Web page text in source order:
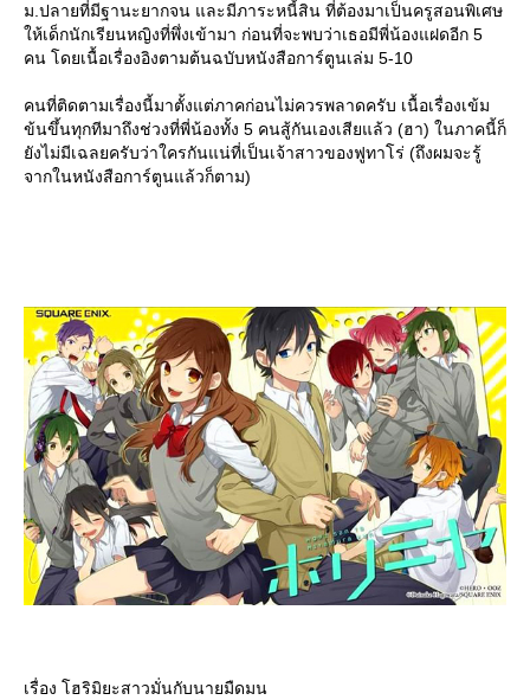
ม.ปลายที่มีฐานะยากจน และมีภาระหนี้สิน ที่ต้องมาเป็นครูสอนพิเศษ
ห้เด็กนักเรียนหญิงที่พึ่งเข้ามา ก่อนที่จะพบว่าเธอมีพี่น้องแฝดอีก 5
คน โดยเนื้อเรื่องอิงตามต้นฉบับหนังสือการ์ตูนเล่ม 5-10
คนที่ติดตามเรื่องนี้มาตั้งแต่ภาคก่อนไม่ควรพลาดครับ เนื้อเรื่องเข้ม
ข้นขึ้นทุกทีมาถึงช่วงที่พี่น้องทั้ง 5 คนสู้กันเองเสียแล้ว (ฮา) ในภาคนี้ก็
ังไม่มีเฉลยครับว่าใครกันแน่ที่เป็นเจ้าสาวของฟูทาโร่ (ถึงผมจะรู้
จากในหนังสือการ์ตูนแล้วก็ตาม)
เรื่อง โฮริมิยะสาวมั่นกับนายมืดมน